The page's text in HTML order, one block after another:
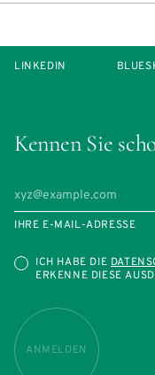
Kennen Sie
IHRE E-MAIL-ADRESSE
ICH HABE DIE
ERKENNE DIESE
ANMELDEN
LINKEDIN